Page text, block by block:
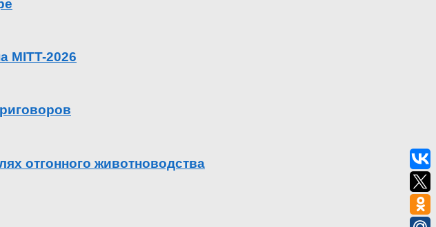
MITT-2026
отгонного животноводства